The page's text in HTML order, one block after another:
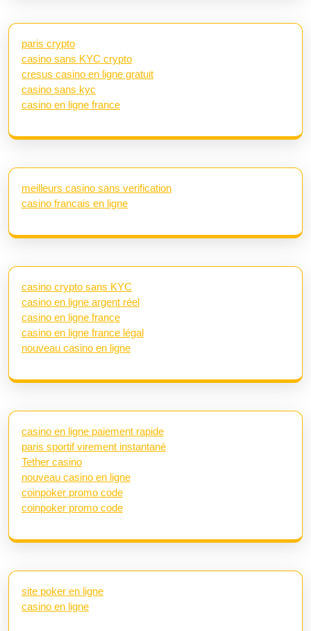
paris crypto
casino sans KYC crypto
cresus casino en ligne gratuit
casino sans kyc
casino en ligne france
meilleurs casino sans verification
casino francais en ligne
casino crypto sans KYC
casino en ligne argent réel
casino en ligne france
casino en ligne france légal
nouveau casino en ligne
casino en ligne paiement rapide
paris sportif virement instantané
Tether casino
nouveau casino en ligne
coinpoker promo code
coinpoker promo code
site poker en ligne
casino en ligne